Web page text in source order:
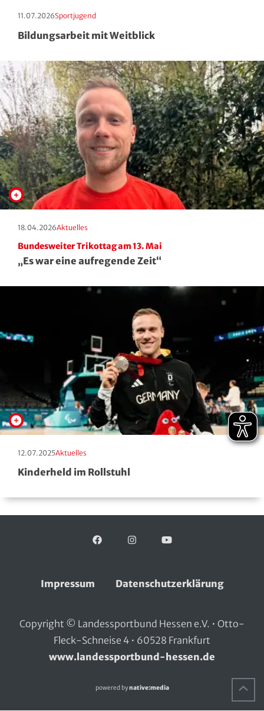
Erscheinungstag:
11.07.2026
Kategorie: Sportjugend
Bildungsarbeit mit Weitblick
Erscheinungstag:
18.04.2026
Kategorie: Aktuelles
Bundesweiter Trikottag am 13. Mai
„Es war eine aufregende Zeit“
Erscheinungstag:
12.07.2025
Kategorie: Aktuelles
Kinderheld im Rollstuhl
Folgen Sie uns auf:
FacebookInstagramYouTube
Impressum Datenschutzerklärung
Copyright © Landessportbund Hessen e.V. • Otto-
Fleck-Schneise 4 • 60528 Frankfurt
www.landessportbund-hessen.de
powered bynative:media